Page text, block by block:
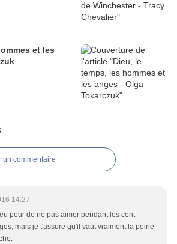
et les
un commentaire
14:27
peur de ne pas aimer pendant les cent
mais je t'assure qu'il vaut vraiment la peine